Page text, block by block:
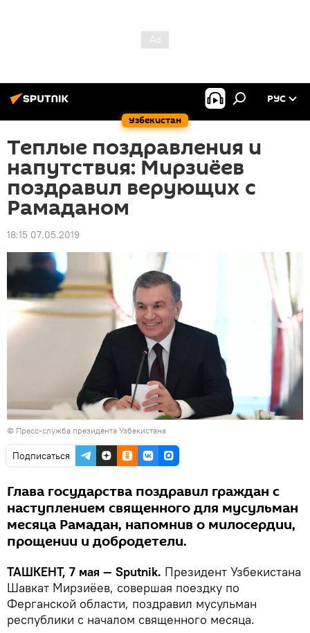
Узбекистан
РУС
Теплые поздравления и
напутствия: Мирзиёев
поздравил верующих с
Рамаданом
18:15 07.05.2019
© Пресс-служба президента Узбекистана
Подписаться
Глава государства поздравил граждан с
наступлением священного для мусульман
месяца Рамадан, напомнив о милосердии,
прощении и добродетели.
ТАШКЕНТ, 7 мая — Sputnik. Президент Узбекистана
Шавкат Мирзиёев, совершая поездку по
Ферганской области, поздравил мусульман
республики с началом священного месяца.